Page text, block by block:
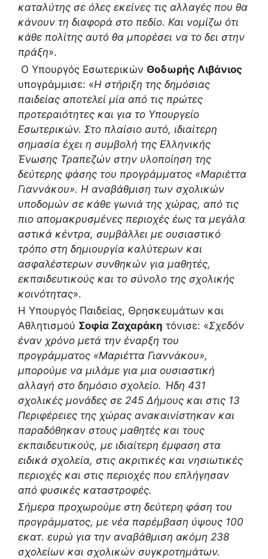
καταλύτης σε όλες εκείνες τις αλλαγές που θα
κάνουν τη διαφορά στο πεδίο. Και νομίζω ότι
κάθε πολίτης αυτό θα μπορέσει να το δει στην
πράξη».
O Υπουργός Εσωτερικών Θοδωρής Λιβάνιος
υπογράμμισε: «Η στήριξη της δημόσιας
παιδείας αποτελεί μία από τις πρώτες
προτεραιότητες και για το Υπουργείο
Εσωτερικών. Στο πλαίσιο αυτό, ιδιαίτερη
σημασία έχει η συμβολή της Ελληνικής
Ένωσης Τραπεζών στην υλοποίηση της
δεύτερης φάσης του προγράμματος «Μαριέττα
Γιαννάκου». Η αναβάθμιση των σχολικών
υποδομών σε κάθε γωνιά της χώρας, από τις
πιο απομακρυσμένες περιοχές έως τα μεγάλα
αστικά κέντρα, συμβάλλει με ουσιαστικό
τρόπο στη δημιουργία καλύτερων και
ασφαλέστερων συνθηκών για μαθητές,
εκπαιδευτικούς και το σύνολο της σχολικής
κοινότητας».
Η Υπουργός Παιδείας, Θρησκευμάτων και
Αθλητισμού Σοφία Ζαχαράκη τόνισε: «Σχεδόν
έναν χρόνο μετά την έναρξη του
προγράμματος «Μαριέττα Γιαννάκου»,
μπορούμε να μιλάμε για μια ουσιαστική
αλλαγή στο δημόσιο σχολείο. Ήδη 431
σχολικές μονάδες σε 245 Δήμους και στις 13
Περιφέρειες της χώρας ανακαινίστηκαν και
παραδόθηκαν στους μαθητές και τους
εκπαιδευτικούς, με ιδιαίτερη έμφαση στα
ειδικά σχολεία, στις ακριτικές και νησιωτικές
περιοχές και στις περιοχές που επλήγησαν
από φυσικές καταστροφές.
Σήμερα προχωρούμε στη δεύτερη φάση του
προγράμματος, με νέα παρέμβαση ύψους 100
εκατ. ευρώ για την αναβάθμιση ακόμη 238
σχολείων και σχολικών συγκροτημάτων.